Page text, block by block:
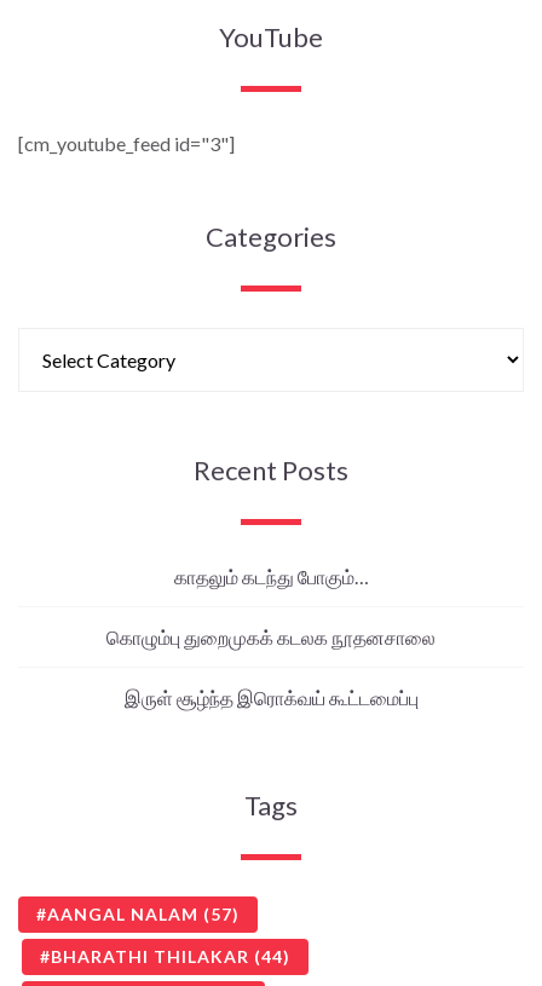
YouTube
[cm_youtube_feed id="3"]
Categories
Recent Posts
காதலும் கடந்து போகும்…
கொழும்பு துறைமுகக் கடலக நூதனசாலை
இருள் சூழ்ந்த இரொக்வய் கூட்டமைப்பு
Tags
AANGAL NALAM (57)
BHARATHI THILAKAR (44)